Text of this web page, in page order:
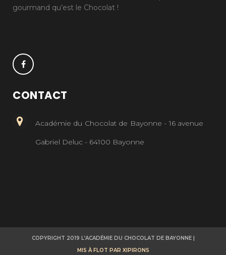
gourmand qu’est le Chocolat !
CONTACT
Académie du Chocolat de Bayonne - 16 avenue
Gabriel Deluc - 64100 Bayonne
COPYRIGHT 2019 L’ACADÉMIE DU CHOCOLAT DE BAYONNE |
MIS À FLOT PAR XIPIRONS